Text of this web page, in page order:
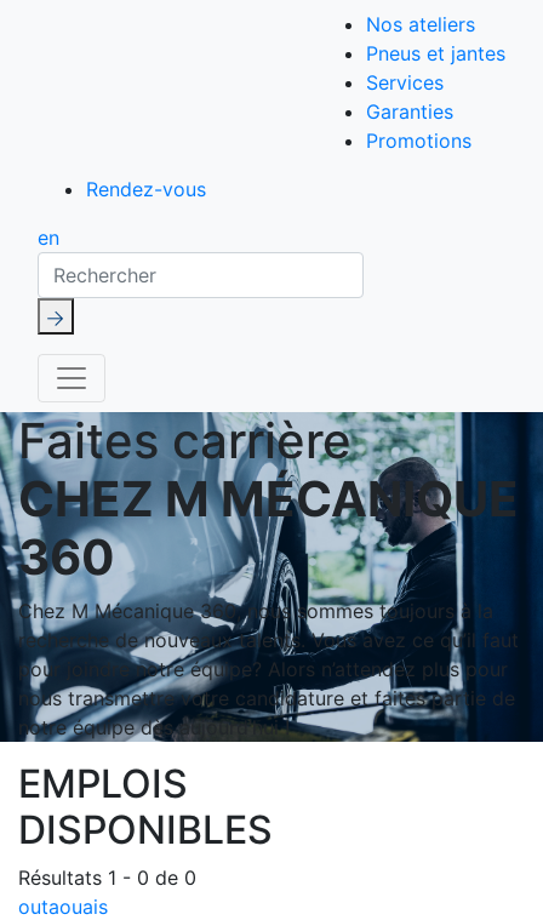
Nos ateliers
Pneus et jantes
Services
Garanties
Promotions
Rendez-vous
en
Rechercher
Faites carrière
CHEZ M MÉCANIQUE
360
Chez M Mécanique 360, nous sommes toujours à la
recherche de nouveaux talents. Vous avez ce qu’il faut
pour joindre notre équipe? Alors n’attendez plus pour
nous transmettre votre candidature et faites partie de
notre équipe dès aujourd’hui !
EMPLOIS
DISPONIBLES
Résultats 1 - 0 de 0
outaouais